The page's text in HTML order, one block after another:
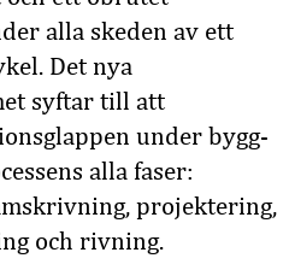
alla skeden av ett
Det nya
syftar till att
under bygg-
alla faser:
projektering,
och rivning.